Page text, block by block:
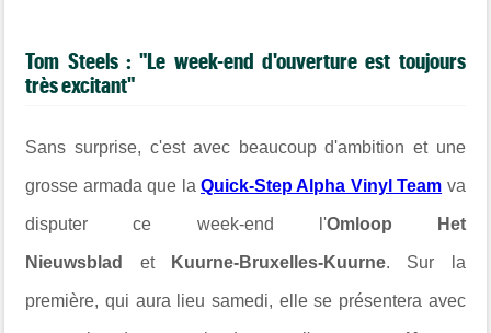
Tom Steels : "Le week-end d'ouverture est toujours
très excitant"
Sans surprise, c'est avec beaucoup d'ambition et une
grosse armada que la Quick-Step Alpha Vinyl Team va
disputer ce week-end l'Omloop Het
Nieuwsblad et Kuurne-Bruxelles-Kuurne. Sur la
première, qui aura lieu samedi, elle se présentera avec